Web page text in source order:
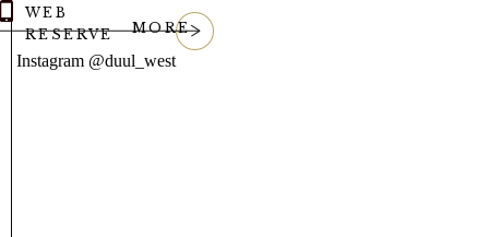
WEB
RESERVE
MORE
Instagram @duul_west